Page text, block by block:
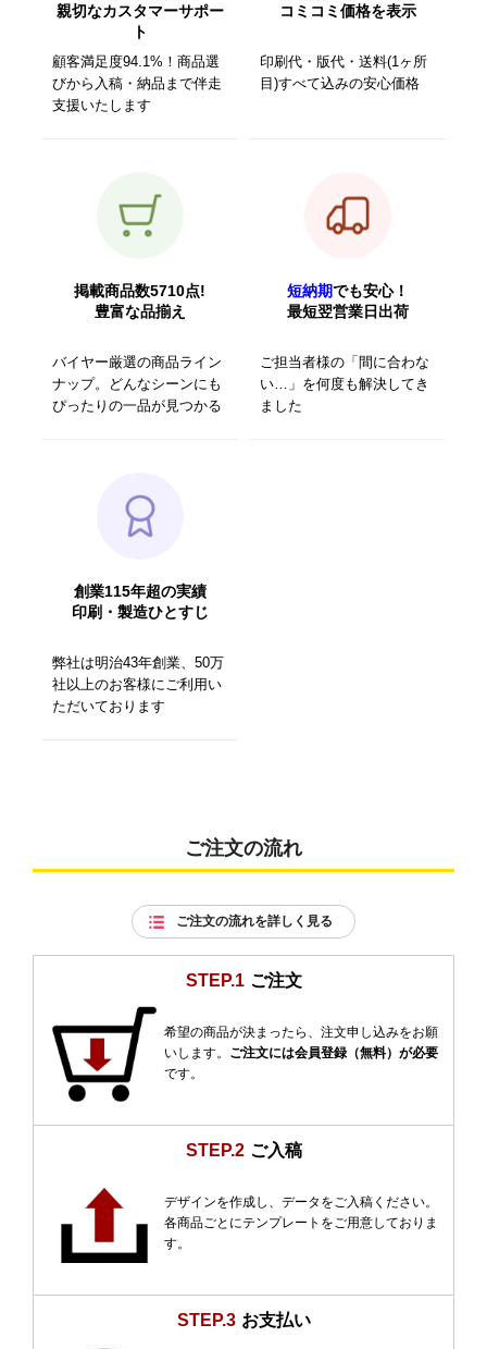
親切なカスタマーサポー
ト
顧客満足度94.1%！商品選
びから入稿・納品まで伴走
支援いたします
コミコミ価格を表示
印刷代・版代・送料(1ヶ所
目)すべて込みの安心価格
掲載商品数5710点!
豊富な品揃え
バイヤー厳選の商品ライン
ナップ。どんなシーンにも
ぴったりの一品が見つかる
短納期でも安心！
最短翌営業日出荷
ご担当者様の「間に合わな
い…」を何度も解決してき
ました
創業115年超の実績
印刷・製造ひとすじ
弊社は明治43年創業、50万
社以上のお客様にご利用い
ただいております
ご注文の流れ
ご注文の流れを詳しく見る
STEP.1 ご注文
希望の商品が決まったら、注文申し込みをお願
いします。 ご注文には会員登録（無料）が必要
です。
STEP.2 ご入稿
デザインを作成し、データをご入稿ください。
各商品ごとにテンプレートをご用意しておりま
す。
STEP.3 お支払い